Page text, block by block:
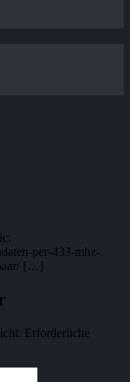
per-433-mhz-
[…]
Erforderliche